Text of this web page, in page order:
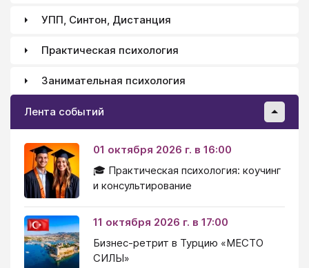
УПП, Синтон, Дистанция
Практическая психология
Занимательная психология
Лента событий
01 октября 2026 г. в 16:00
🎓 Практическая психология: коучинг
и консультирование
11 октября 2026 г. в 17:00
Бизнес-ретрит в Турцию «МЕСТО
СИЛЫ»